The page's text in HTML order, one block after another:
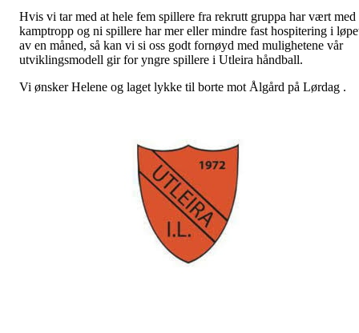
Hvis vi tar med at hele fem spillere fra rekrutt gruppa har vært med
kamptropp og ni spillere har mer eller mindre fast hospitering i
av en måned, så kan vi si oss godt fornøyd med mulighetene vår
utviklingsmodell gir for yngre spillere i Utleira håndball.
Vi ønsker Helene og laget lykke til borte mot Ålgård på Lørdag .